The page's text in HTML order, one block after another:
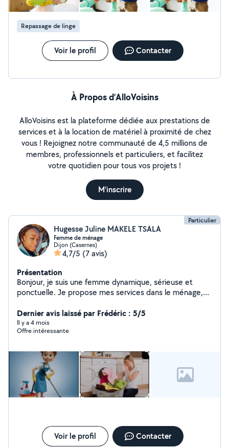
de chantier ou après travaux) Sérieuse, ponctuelle et
discrète, je réalise un travail soigné et adapté à vos
besoins. Disponible sur Dijon et alentours intervention
rapide possible. Devis gratuit N'hésitez pas à me
contacter Cordialement
Repassage de linge
Voir le profil Contacter
À Propos d’AlloVoisins
AlloVoisins est la plateforme dédiée aux prestations de
services et à la location de matériel à proximité de chez
vous ! Rejoignez notre communauté de 4,5 millions de
membres, professionnels et particuliers, et facilitez
votre quotidien pour tous vos projets !
M'inscrire
Particulier
Hugesse Juline MAKELE TSALA
Femme de ménage
Dijon (Casernes)
4,7/5 (7 avis)
Présentation
Bonjour, je suis une femme dynamique, sérieuse et
ponctuelle. Je propose mes services dans le ménage,
jours. A l'écoute de vos besoins, je saurai vous donner
satisfaction n'hésitez pas à me contacter
Dernier avis laissé par Frédéric : 5/5
Il y a 4 mois
Offre intéressante
Voir le profil Contacter